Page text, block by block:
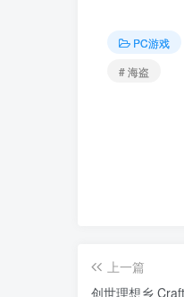
PC游戏
# 海盗
上一篇
创世理想乡